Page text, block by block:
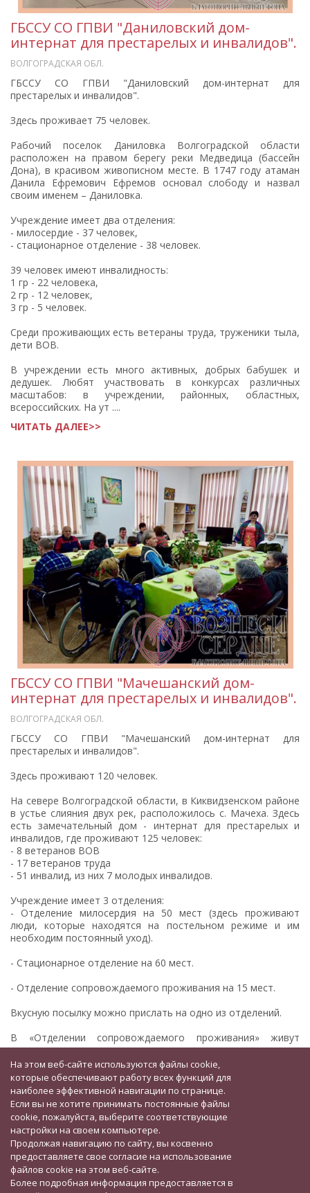
ГБССУ СО ГПВИ "Даниловский дом-
интернат для престарелых и инвалидов".
ВОЛГОГРАДСКАЯ ОБЛ.
ГБССУ СО ГПВИ "Даниловский дом-интернат для
престарелых и инвалидов".
Здесь проживает 75 человек.
Рабочий поселок Даниловка Волгоградской области
расположен на правом берегу реки Медведица (бассейн
Дона), в красивом живописном месте. В 1747 году атаман
Данила Ефремович Ефремов основал слободу и назвал
своим именем – Даниловка.
Учреждение имеет два отделения:
- милосердие - 37 человек,
- стационарное отделение - 38 человек.
39 человек имеют инвалидность:
1 гр - 22 человека,
2 гр - 12 человек,
3 гр - 5 человек.
Среди проживающих есть ветераны труда, труженики тыла,
дети ВОВ.
В учреждении есть много активных, добрых бабушек и
дедушек. Любят участвовать в конкурсах различных
масштабов: в учреждении, районных, областных,
всероссийских. На ут ....
ЧИТАТЬ ДАЛЕЕ>>
ГБССУ СО ГПВИ "Мачешанский дом-
интернат для престарелых и инвалидов".
ВОЛГОГРАДСКАЯ ОБЛ.
ГБССУ СО ГПВИ "Мачешанский дом-интернат для
престарелых и инвалидов".
Здесь проживают 120 человек.
На севере Волгоградской области, в Киквидзенском районе
в устье слияния двух рек, расположилось с. Мачеха. Здесь
есть замечательный дом - интернат для престарелых и
инвалидов, где проживают 125 человек:
- 8 ветеранов ВОВ
- 17 ветеранов труда
- 51 инвалид, из них 7 молодых инвалидов.
Учреждение имеет 3 отделения:
- Отделение милосердия на 50 мест (здесь проживают
люди, которые находятся на постельном режиме и им
необходим постоянный уход).
- Стационарное отделение на 60 мест.
- Отделение сопровождаемого проживания на 15 мест.
Вкусную посылку можно прислать на одно из отделений.
В «Отделении сопровождаемого проживания» живут
инвалиды ....
ЧИТАТЬ ДАЛЕЕ>>
На этом веб-сайте используются файлы cookie,
которые обеспечивают работу всех функций для
наиболее эффективной навигации по странице.
Если вы не хотите принимать постоянные файлы
cookie, пожалуйста, выберите соответствующие
настройки на своем компьютере.
Продолжая навигацию по сайту, вы косвенно
предоставляете свое согласие на использование
файлов cookie на этом веб-сайте.
Более подробная информация предоставляется в